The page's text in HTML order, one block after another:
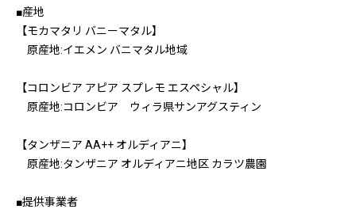
■産地
【モカマタリ バニーマタル】
原産地:イエメン バニマタル地域
【コロンビア アピア スプレモ エスペシャル】
原産地:コロンビア ウィラ県サンアグスティン
【タンザニア AA++ オルディアニ】
原産地:タンザニア オルディアニ地区 カラツ農園
■提供事業者